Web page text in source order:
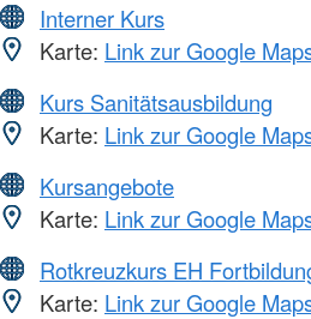
Interner Kurs
Karte: Link zur Google
Kurs Sanitätsausbildung
Karte: Link zur Google
Kursangebote
Karte: Link zur Google
Rotkreuzkurs EH
Karte: Link zur Google